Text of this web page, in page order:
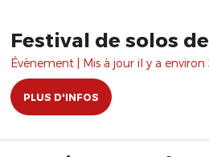
Festival de solos
Évènement | Mis à jour il y a environ
PLUS D'INFOS